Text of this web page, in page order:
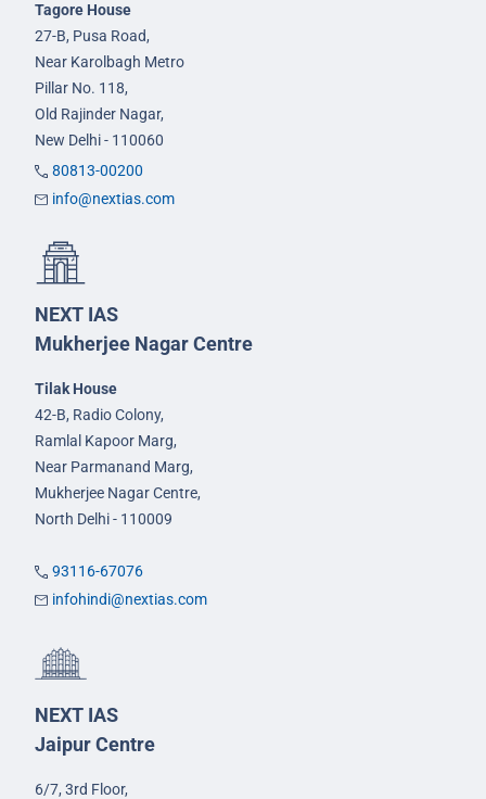
Tagore House
27-B, Pusa Road,
Near Karolbagh Metro
Pillar No. 118,
Old Rajinder Nagar,
New Delhi - 110060
80813-00200
info@nextias.com
NEXT IAS
Mukherjee Nagar Centre
Tilak House
42-B, Radio Colony,
Ramlal Kapoor Marg,
Near Parmanand Marg,
Mukherjee Nagar Centre,
North Delhi - 110009
93116-67076
infohindi@nextias.com
NEXT IAS
Jaipur Centre
6/7, 3rd Floor,